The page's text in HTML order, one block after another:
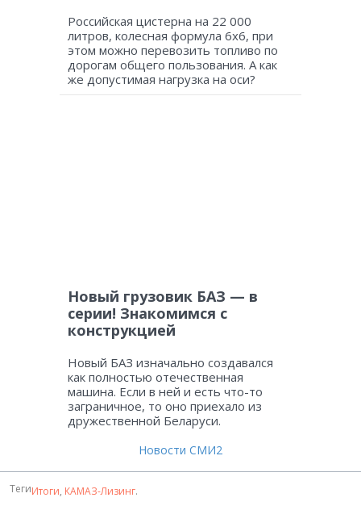
Российская цистерна на 22 000
литров, колесная формула 6х6, при
этом можно перевозить топливо по
дорогам общего пользования. А как
же допустимая нагрузка на оси?
Новый грузовик БАЗ — в
серии! Знакомимся с
конструкцией
Новый БАЗ изначально создавался
как полностью отечественная
машина. Если в ней и есть что-то
заграничное, то оно приехало из
дружественной Беларуси.
Новости СМИ2
ТегиИтоги, КАМАЗ-Лизинг.